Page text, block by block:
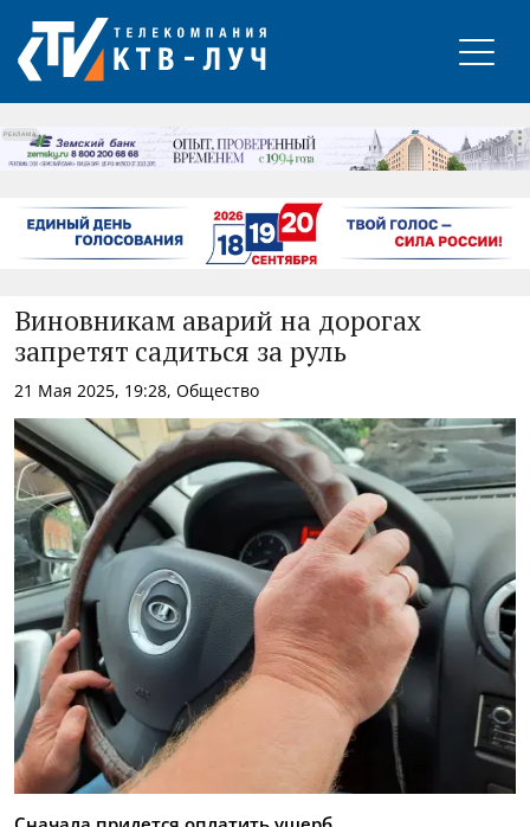
РЕКЛАМА
Виновникам аварий на дорогах
запретят садиться за руль
21 Мая 2025, 19:28, Общество